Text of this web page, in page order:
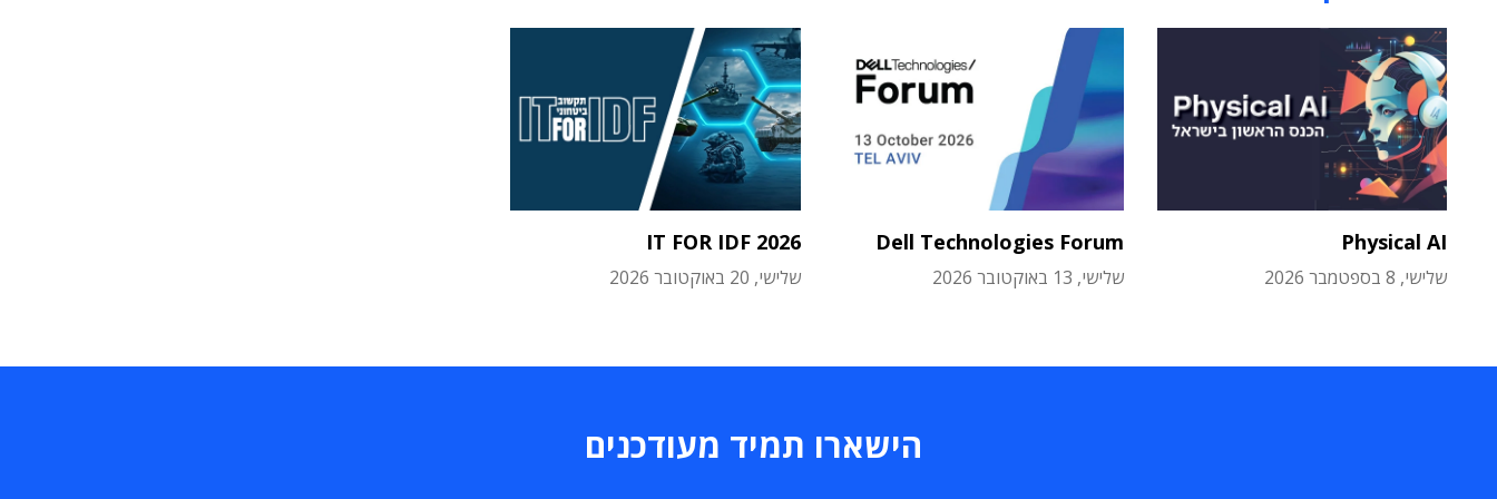
Physical AI
שלישי, 8 בספטמבר 2026
Dell Technologies Forum
שלישי, 13 באוקטובר 2026
IT FOR IDF 2026
שלישי, 20 באוקטובר 2026
הישארו תמיד מעודכנים